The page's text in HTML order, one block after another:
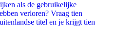
als de gebruikelijke
verloren? Vraag tien
titel en je krijgt tien